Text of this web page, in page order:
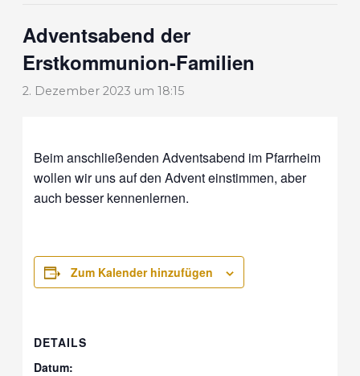
Adventsabend der
Erstkommunion-Familien
2. Dezember 2023 um 18:15
Beim anschließenden Adventsabend im Pfarrheim
wollen wir uns auf den Advent einstimmen, aber
auch besser kennenlernen.
Zum Kalender hinzufügen
DETAILS
Datum: